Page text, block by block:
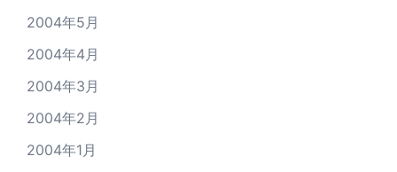
2004年5月
2004年4月
2004年3月
2004年2月
2004年1月